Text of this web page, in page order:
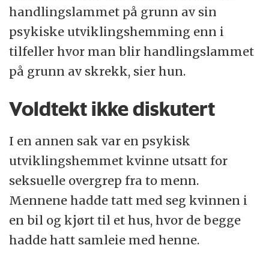
handlingslammet på grunn av sin
psykiske utviklingshemming enn i
tilfeller hvor man blir handlingslammet
på grunn av skrekk, sier hun.
Voldtekt ikke diskutert
I en annen sak var en psykisk
utviklingshemmet kvinne utsatt for
seksuelle overgrep fra to menn.
Mennene hadde tatt med seg kvinnen i
en bil og kjørt til et hus, hvor de begge
hadde hatt samleie med henne.